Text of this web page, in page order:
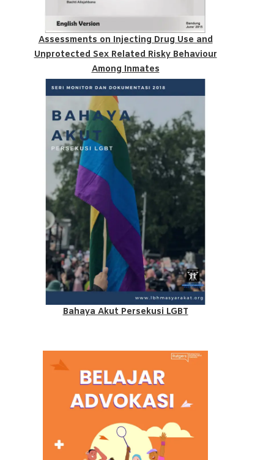
Assessments on Injecting Drug Use and
Unprotected Sex Related Risky Behaviour
Among Inmates
Bahaya Akut Persekusi LGBT